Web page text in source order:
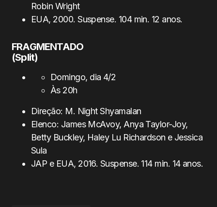
Robin Wright
EUA, 2000. Suspense. 104 min. 12 anos.
FRAGMENTADO
(Split)
Domingo, dia 4/2
Às 20h
Direção: M. Night Shyamalan
Elenco: James McAvoy, Anya Taylor-Joy,
Betty Buckley, Haley Lu Richardson e Jessica
Sula
JAP e EUA, 2016. Suspense. 114 min. 14 anos.